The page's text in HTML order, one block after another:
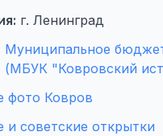
г. Ленинград
Муниципальное
(МБУК "Ковровский
фото Ковров
и советские открытки